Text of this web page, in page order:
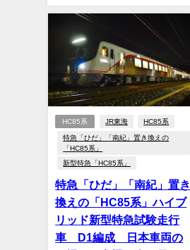
HC85系 JR東海 HC85系
特急「ひだ」「南紀」置き換えの
「HC85系」
新型特急「HC85系」
特急「ひだ」「南紀」置き
換えの「HC85系」ハイブ
リッド新型特急試験走行
車 D1編成 日本車両の